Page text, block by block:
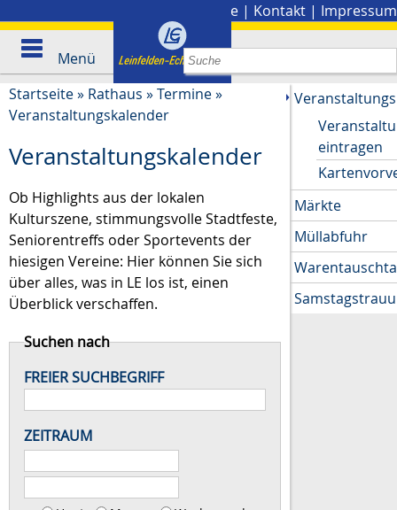
Presse | Kontakt | Impressum
Menü
Startseite» Rathaus »Termine»
Veranstaltungskalender
Veranstaltungskalender
Ob Highlights aus der lokalen
Kulturszene, stimmungsvolle Stadtfeste,
Seniorentreffs oder Sportevents der
hiesigen Vereine: Hier können Sie sich
über alles, was in LE los ist, einen
Überblick verschaffen.
Suchen nach
FREIER SUCHBEGRIFF
ZEITRAUM
eintragen
Märkte
Müllabfuhr